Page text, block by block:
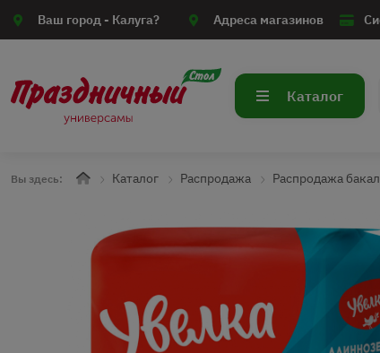
Ваш город - Калуга? Адреса магазинов
Каталог
Вы здесь: Каталог Распродажа Распродажа